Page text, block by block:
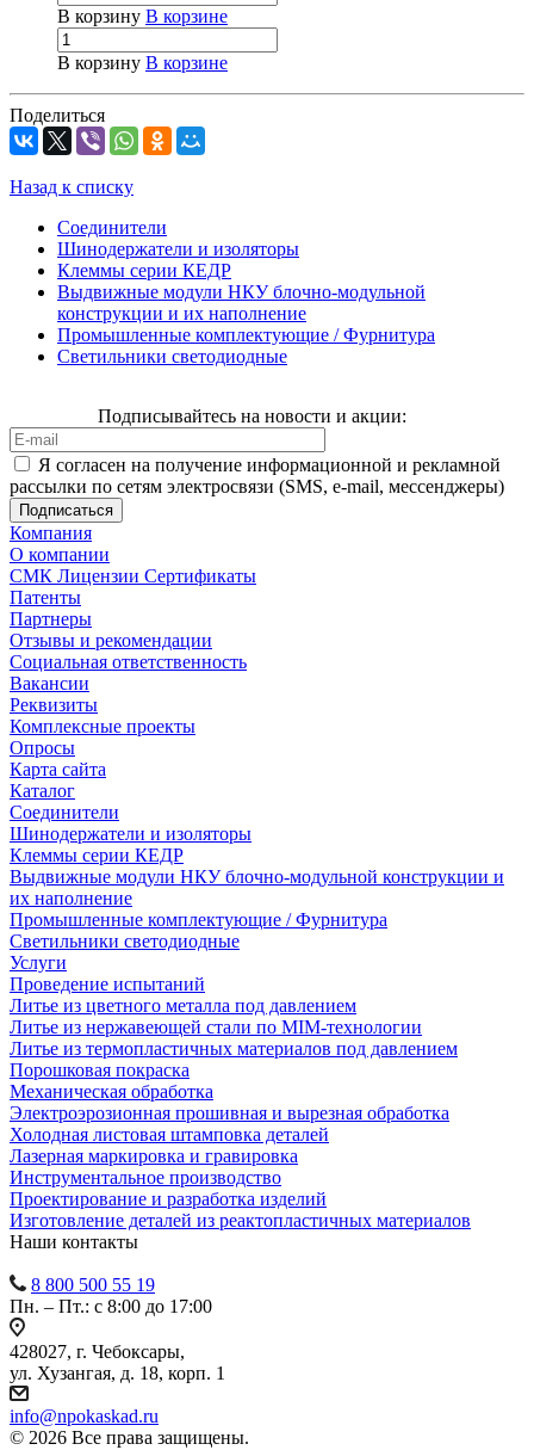
В корзину В корзине
В корзину В корзине
Поделиться
Назад к списку
Соединители
Шинодержатели и изоляторы
Клеммы серии КЕДР
Выдвижные модули НКУ блочно-модульной
конструкции и их наполнение
Промышленные комплектующие / Фурнитура
Светильники светодиодные
Подписывайтесь на новости и акции:
Я согласен на получение информационной и рекламной
рассылки по сетям электросвязи (SMS, e-mail, мессенджеры)
Компания
О компании
СМК Лицензии Сертификаты
Патенты
Партнеры
Отзывы и рекомендации
Социальная ответственность
Вакансии
Реквизиты
Комплексные проекты
Опросы
Карта сайта
Каталог
Соединители
Шинодержатели и изоляторы
Клеммы серии КЕДР
Выдвижные модули НКУ блочно-модульной конструкции и
их наполнение
Промышленные комплектующие / Фурнитура
Светильники светодиодные
Услуги
Проведение испытаний
Литье из цветного металла под давлением
Литье из нержавеющей стали по MIM-технологии
Литье из термопластичных материалов под давлением
Порошковая покраска
Механическая обработка
Электроэрозионная прошивная и вырезная обработка
Холодная листовая штамповка деталей
Лазерная маркировка и гравировка
Инструментальное производство
Проектирование и разработка изделий
Изготовление деталей из реактопластичных материалов
Наши контакты
8 800 500 55 19
Пн. – Пт.: с 8:00 до 17:00
428027, г. Чебоксары,
ул. Хузангая, д. 18, корп. 1
info@npokaskad.ru
© 2026 Все права защищены.